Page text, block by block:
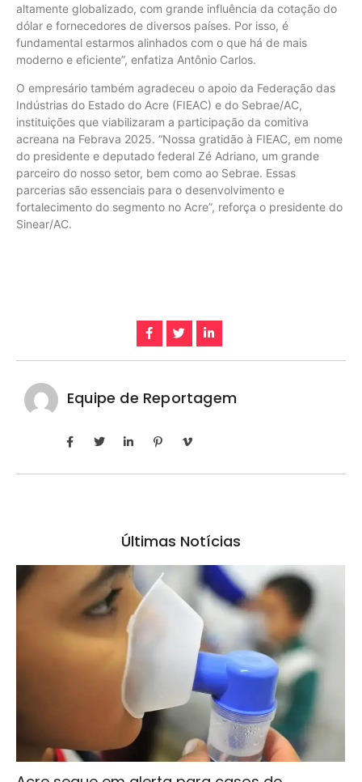
altamente globalizado, com grande influência da cotação do
dólar e fornecedores de diversos países. Por isso, é
fundamental estarmos alinhados com o que há de mais
moderno e eficiente”, enfatiza Antônio Carlos.
O empresário também agradeceu o apoio da Federação das
Indústrias do Estado do Acre (FIEAC) e do Sebrae/AC,
instituições que viabilizaram a participação da comitiva
acreana na Febrava 2025. “Nossa gratidão à FIEAC, em nome
do presidente e deputado federal Zé Adriano, um grande
parceiro do nosso setor, bem como ao Sebrae. Essas
parcerias são essenciais para o desenvolvimento e
fortalecimento do segmento no Acre”, reforça o presidente do
Sinear/AC.
Equipe de Reportagem
Últimas Notícias